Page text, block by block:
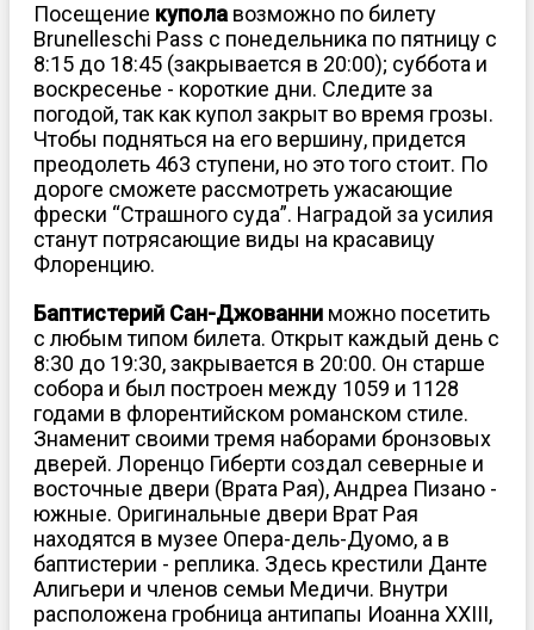
Посещение куполавозможно по билету
Brunelleschi Pass с понедельника по пятницу с
8:15 до 18:45 (закрывается в 20:00); суббота и
воскресенье - короткие дни. Следите за
погодой, так как купол закрыт во время грозы.
Чтобы подняться на его вершину, придется
преодолеть 463 ступени, но это того стоит. По
дороге сможете рассмотреть ужасающие
фрески “Страшного суда”. Наградой за усилия
станут потрясающие виды на красавицу
Флоренцию.
Баптистерий Сан-Джованни можно посетить
с любым типом билета. Открыт каждый день с
8:30 до 19:30, закрывается в 20:00. Он старше
собора и был построен между 1059 и 1128
годами в флорентийском романском стиле.
Знаменит своими тремя наборами бронзовых
дверей. Лоренцо Гиберти создал северные и
восточные двери (Врата Рая), Андреа Пизано -
южные. Оригинальные двери Врат Рая
находятся в музее Опера-дель-Дуомо, а в
баптистерии - реплика. Здесь крестили Данте
Алигьери и членов семьи Медичи. Внутри
расположена гробница антипапы Иоанна XXIII,